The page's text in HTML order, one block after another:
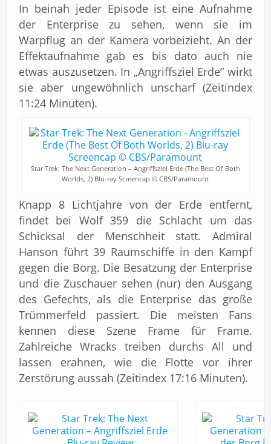
In beinah jeder Episode ist eine Aufnahme
der Enterprise zu sehen, wenn sie im
Warpflug an der Kamera vorbeizieht. An der
Effektaufnahme gab es bis dato auch nie
etwas auszusetzen. In „Angriffsziel Erde“ wirkt
sie aber ungewöhnlich unscharf (Zeitindex
11:24 Minuten).
Star Trek: The Next Generation – Angriffsziel Erde (The Best Of Both
Worlds, 2) Blu-ray Screencap © CBS/Paramount
Knapp 8 Lichtjahre von der Erde entfernt,
findet bei Wolf 359 die Schlacht um das
Schicksal der Menschheit statt. Admiral
Hanson führt 39 Raumschiffe in den Kampf
gegen die Borg. Die Besatzung der Enterprise
und die Zuschauer sehen (nur) den Ausgang
des Gefechts, als die Enterprise das große
Trümmerfeld passiert. Die meisten Fans
kennen diese Szene Frame für Frame.
Zahlreiche Wracks treiben durchs All und
lassen erahnen, wie die Flotte vor ihrer
Zerstörung aussah (Zeitindex 17:16 Minuten).